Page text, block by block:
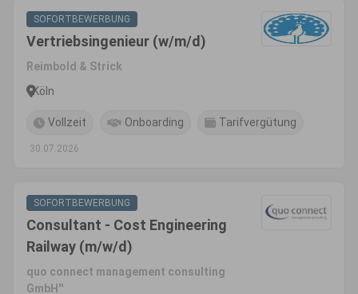
SOFORTBEWERBUNG
Vertriebsingenieur (w/m/d)
Reimbold & Strick
Köln
Vollzeit Onboarding Tarifvergütung
30.07.2026
SOFORTBEWERBUNG
Consultant - Cost Engineering
Railway (m/w/d)
quo connect management consulting
GmbH''